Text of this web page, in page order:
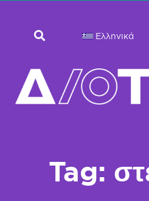
Ελληνικά
Tag: